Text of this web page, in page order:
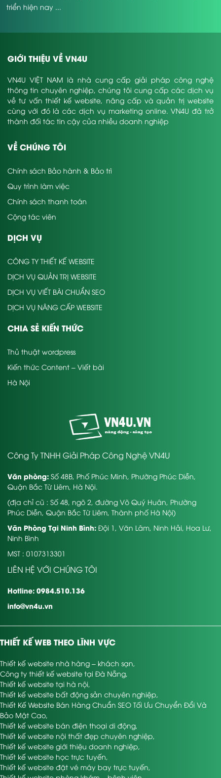
triển hiện nay ...
GIỚI THIỆU VỀ VN4U
VN4U VIỆT NAM là nhà cung cấp giải pháp công nghệ
thông tin chuyên nghiệp, chúng tôi cung cấp các dịch vụ
về tư vấn thiết kế website, nâng cấp và quản trị website
cùng với đó là các dịch vụ marketing online. VN4U đã trở
thành đối tác tin cậy của nhiều doanh nghiệp
VỀ CHÚNG TÔI
Chính sách Bảo hành & Bảo trì
Quy trình làm việc
Chính sách thanh toán
Cộng tác viên
DỊCH VỤ
CÔNG TY THIẾT KẾ WEBSITE
DỊCH VỤ QUẢN TRỊ WEBSITE
DỊCH VỤ VIẾT BÀI CHUẨN SEO
DỊCH VỤ NÂNG CẤP WEBSITE
CHIA SẺ KIẾN THỨC
Thủ thuật wordpress
Kiến thức Content – Viết bài
Hà Nội
Công Ty TNHH Giải Pháp Công Nghệ VN4U
Văn phòng: Số 48B, Phố Phúc Minh, Phường Phúc Diễn,
Quận Bắc Từ Liêm, Hà Nội.
(địa chỉ cũ : Số 48, ngõ 2, đường Võ Quý Huân, Phường
Phúc Diễn, Quận Bắc Từ Liêm, Thành phố Hà Nội)
Văn Phòng Tại Ninh Bình: Đội 1, Văn Lâm, Ninh Hải, Hoa Lư,
Ninh Bình
MST : 0107313301
LIÊN HỆ VỚI CHÚNG TÔI
Hotline: 0984.510.136
info@vn4u.vn
THIẾT KẾ WEB THEO LĨNH VỰC
Thiết kế website nhà hàng – khách sạn,
Công ty thiết kế website tại Đà Nẵng,
Thiết kế website tại hà nội,
Thiết kế website bất động sản chuyên nghiệp,
Thiết Kế Website Bán Hàng Chuẩn SEO Tối Ưu Chuyển Đổi Và
Bảo Mật Cao,
Thiết kế website bán điện thoại di động,
Thiết kế website nội thất đẹp chuyên nghiệp,
Thiết kế website giới thiệu doanh nghiệp,
Thiết kế website học trực tuyến,
Thiết kế website đặt vé máy bay trực tuyến,